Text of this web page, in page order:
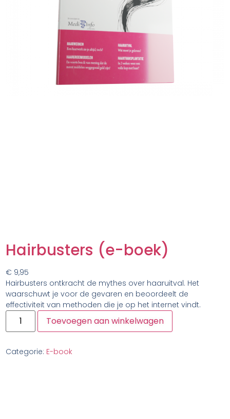
Hairbusters (e-boek)
€ 9,95
Hairbusters ontkracht de mythes over haaruitval. Het
waarschuwt je voor de gevaren en beoordeelt de
effectiviteit van methoden die je op het internet vindt.
Toevoegen aan winkelwagen
Categorie: E-book